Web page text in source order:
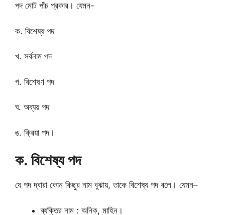
পদ মোট পাঁচ প্রকার। যেমন-
ক. বিশেষ্য পদ
খ. সর্বনাম পদ
গ. বিশেষণ পদ
ঘ. অব্যয় পদ
ঙ. ক্রিয়া পদ।
ক. বিশেষ্য পদ
যে পদ দ্বারা কোন কিছুর নাম বুঝায়, তাকে বিশেষ্য পদ বলে। যেমন–
ব্যক্তির নাম : অনিক, মাহিন।